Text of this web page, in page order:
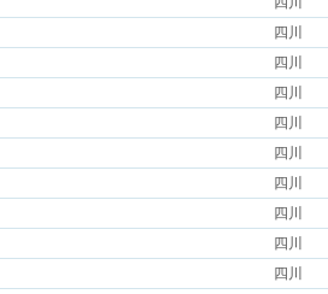
四川
四川
四川
四川
四川
四川
四川
四川
四川